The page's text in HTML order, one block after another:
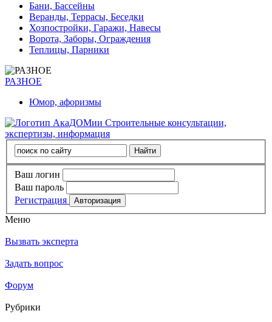
Бани, Бассейны
Веранды, Террасы, Беседки
Хозпостройки, Гаражи, Навесы
Ворота, Заборы, Ограждения
Теплицы, Парники
РАЗНОЕ
Юмор, афоризмы
Строительные консультации,
экспертизы, информация
Ваш логин
Ваш пароль
Регистрация
Меню
Вызвать эксперта
Задать вопрос
Форум
Рубрики